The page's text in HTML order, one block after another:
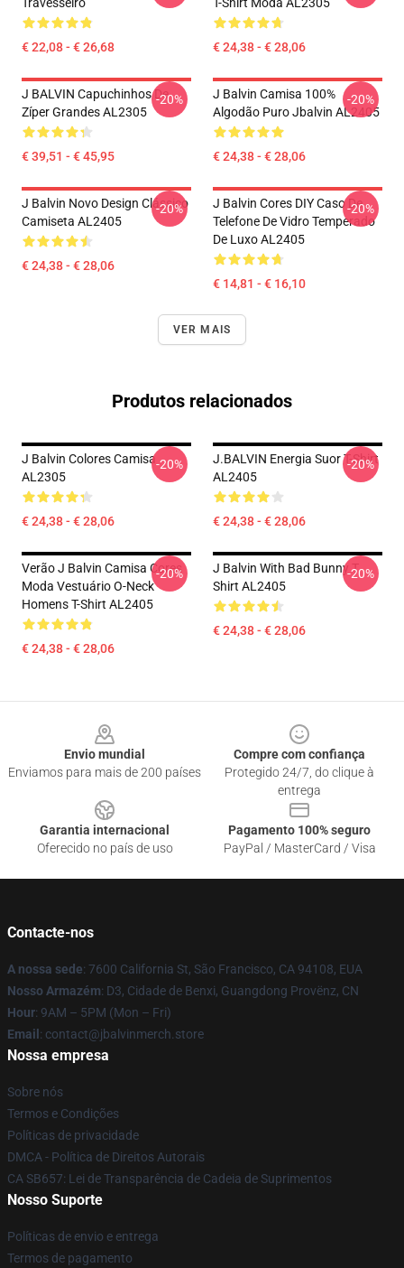
€ 22,08 - € 26,68 € 24,38 - € 28,06
J BALVIN Capuchinhos De
Zíper Grandes AL2305
€ 39,51 - € 45,95
-20%
J Balvin Camisa 100%
Algodão Puro Jbalvin AL2405
€ 24,38 - € 28,06
-20%
J Balvin Novo Design Clássico
Camiseta AL2405
€ 24,38 - € 28,06
-20%
J Balvin Cores DIY Caso De
Telefone De Vidro Temperado
De Luxo AL2405
€ 14,81 - € 16,10
-20%
VER MAIS
Produtos relacionados
J Balvin Colores Camisa
AL2305
€ 24,38 - € 28,06
-20%
J.BALVIN Energia Suor T-Shirt
AL2405
€ 24,38 - € 28,06
-20%
Verão J Balvin Camisa Cores
Moda Vestuário O-Neck
Homens T-Shirt AL2405
€ 24,38 - € 28,06
-20%
J Balvin With Bad Bunny T
Shirt AL2405
€ 24,38 - € 28,06
-20%
Envio mundial
Enviamos para mais de 200 países
Compre com confiança
Protegido 24/7, do clique à
entrega
Garantia internacional
Oferecido no país de uso
Pagamento 100% seguro
PayPal / MasterCard / Visa
Contacte-nos
A nossa sede: 7600 California St, São Francisco, CA 94108, EUA
Nosso Armazém: D3, Cidade de Benxi, Guangdong Provënz, CN
Hour: 9AM – 5PM (Mon – Fri)
Email : contact@jbalvinmerch.store
Nossa empresa
Sobre nós
Termos e Condições
Políticas de privacidade
DMCA - Política de Direitos Autorais
CA SB657: Lei de Transparência de Cadeia de Suprimentos
Nosso Suporte
Políticas de envio e entrega
Termos de pagamento